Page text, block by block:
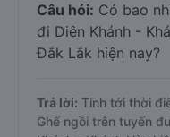
Câu hỏi: Có bao
đi Diên Khánh -
Đắk Lắk hiện nay?
Trả lời: Tính tới thời
Ghế ngồi trên tuyến